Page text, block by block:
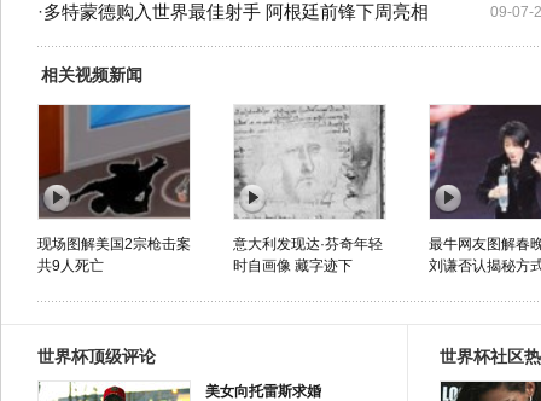
09-07-
·多特蒙德购入世界最佳射手 阿根廷前锋下周亮相
相关视频新闻
现场图解美国2宗枪击案
共9人死亡
意大利发现达·芬奇年轻
时自画像 藏字迹下
最牛网友图解春
刘谦否认揭秘方
世界杯顶级评论
美女向托雷斯求婚
世界杯社区